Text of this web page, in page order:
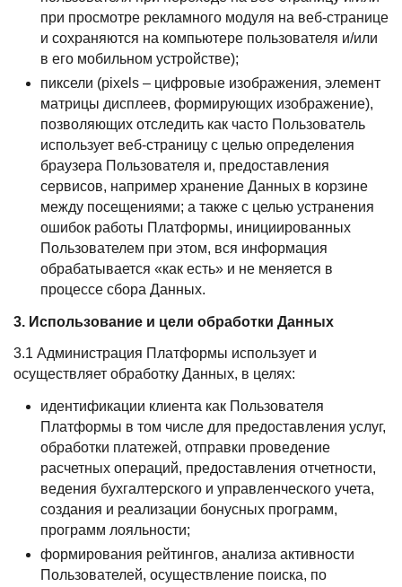
при просмотре рекламного модуля на веб-странице
и сохраняются на компьютере пользователя и/или
в его мобильном устройстве);
пиксели (pixels – цифровые изображения, элемент
матрицы дисплеев, формирующих изображение),
позволяющих отследить как часто Пользователь
использует веб-страницу с целью определения
браузера Пользователя и, предоставления
сервисов, например хранение Данных в корзине
между посещениями; а также с целью устранения
ошибок работы Платформы, инициированных
Пользователем при этом, вся информация
обрабатывается «как есть» и не меняется в
процессе сбора Данных.
3. Использование и цели обработки Данных
3.1 Администрация Платформы использует и
осуществляет обработку Данных, в целях:
идентификации клиента как Пользователя
Платформы в том числе для предоставления услуг,
обработки платежей, отправки проведение
расчетных операций, предоставления отчетности,
ведения бухгалтерского и управленческого учета,
создания и реализации бонусных программ,
программ лояльности;
формирования рейтингов, анализа активности
Пользователей, осуществление поиска, по